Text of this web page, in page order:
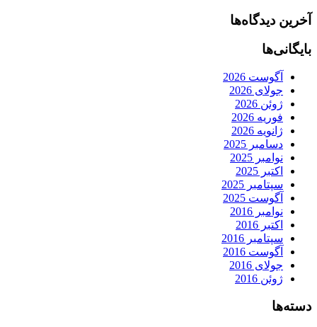
آخرین دیدگاه‌ها
بایگانی‌ها
آگوست 2026
جولای 2026
ژوئن 2026
فوریه 2026
ژانویه 2026
دسامبر 2025
نوامبر 2025
اکتبر 2025
سپتامبر 2025
آگوست 2025
نوامبر 2016
اکتبر 2016
سپتامبر 2016
آگوست 2016
جولای 2016
ژوئن 2016
دسته‌ها